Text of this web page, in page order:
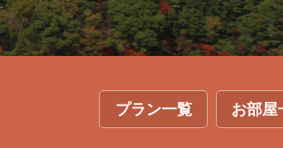
プラン一覧 お部屋